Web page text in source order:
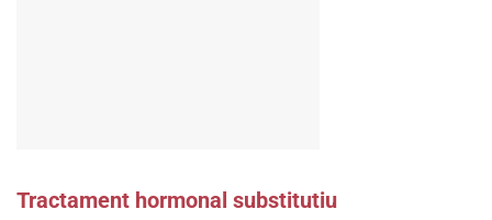
Tractament hormonal substitutiu